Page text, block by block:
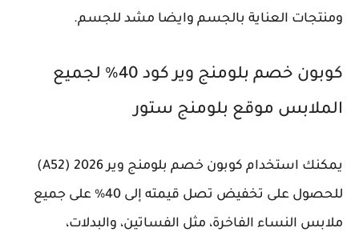
ومنتجات العناية بالجسم وايضا مشد للجسم.
كوبون خصم بلومنج وير كود 40% لجميع
الملابس موقع بلومنج ستور
يمكنك استخدام كوبون خصم بلومنج وير 2026 (A52)
للحصول على تخفيض تصل قيمته إلى 40% على جميع
ملابس النساء الفاخرة، مثل الفساتين، والبدلات،